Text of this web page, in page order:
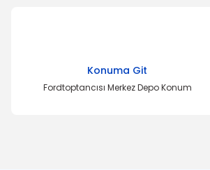
Konuma Git
Fordtoptancısı Merkez Depo Konum